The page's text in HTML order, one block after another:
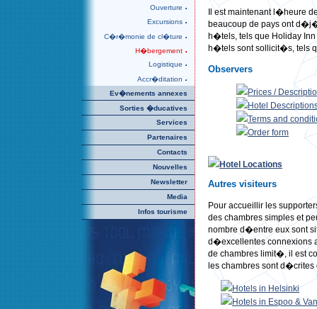
Ouverture
Excursions
C�r�monie de cl�ture
H�bergement
Logistique
Accr�ditation
Ev�nements annexes
Sorties �ducatives
Services
Partenaires
Contacts
Nouvelles
Newsletter
Media
Infos tourisme
Il est maintenant l�heure
beaucoup de pays ont
h�tels, tels que Holiday
h�tels sont sollicit�s, tels
Observers
Prices /
Hotel
Terms and
Order form
Hotel Locations
Autres visiteurs
Pour accueillir les
des chambres simples et
nombre d�entre eux sont
d�excellentes connexions
de chambres limit�, il est
les chambres sont d�crites
Hotels in Helsinki
Hotels in Espoo &